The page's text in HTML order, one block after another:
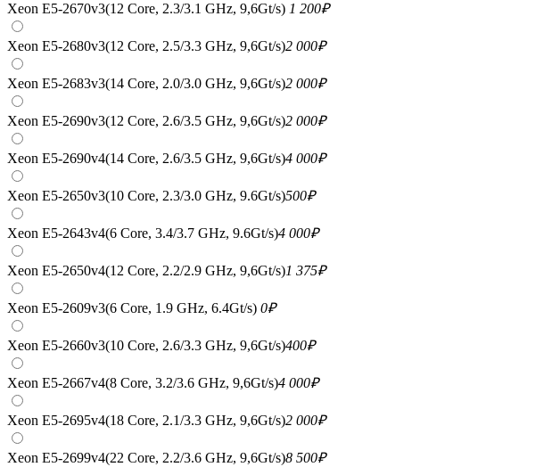
Xeon E5-2670v3(12 Core, 2.3/3.1 GHz, 9,6Gt/s) 1 200₽
Xeon E5-2680v3(12 Core, 2.5/3.3 GHz, 9,6Gt/s)2 000₽
Xeon E5-2683v3(14 Core, 2.0/3.0 GHz, 9,6Gt/s)2 000₽
Xeon E5-2690v3(12 Core, 2.6/3.5 GHz, 9,6Gt/s)2 000₽
Xeon E5-2690v4(14 Core, 2.6/3.5 GHz, 9,6Gt/s)4 000₽
Xeon E5-2650v3(10 Core, 2.3/3.0 GHz, 9.6Gt/s)500₽
Xeon E5-2643v4(6 Core, 3.4/3.7 GHz, 9.6Gt/s)4 000₽
Xeon E5-2650v4(12 Core, 2.2/2.9 GHz, 9,6Gt/s)1 375₽
Xeon E5-2609v3(6 Core, 1.9 GHz, 6.4Gt/s) 0₽
Xeon E5-2660v3(10 Core, 2.6/3.3 GHz, 9,6Gt/s)400₽
Xeon E5-2667v4(8 Core, 3.2/3.6 GHz, 9,6Gt/s)4 000₽
Xeon E5-2695v4(18 Core, 2.1/3.3 GHz, 9,6Gt/s)2 000₽
Xeon E5-2699v4(22 Core, 2.2/3.6 GHz, 9,6Gt/s)8 500₽